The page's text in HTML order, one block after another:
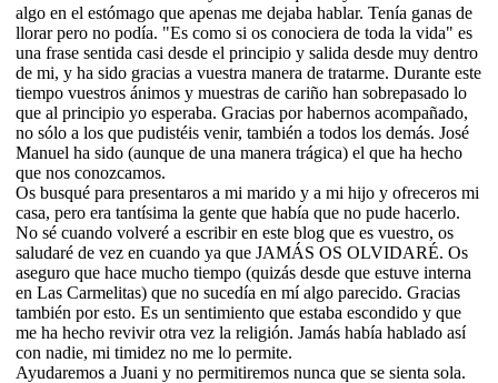
algo en el estómago que apenas me dejaba hablar. Tenía ganas de
llorar pero no podía. "Es como si os conociera de toda la vida" es
una frase sentida casi desde el principio y salida desde muy dentro
de mi, y ha sido gracias a vuestra manera de tratarme. Durante este
tiempo vuestros ánimos y muestras de cariño han sobrepasado lo
que al principio yo esperaba. Gracias por habernos acompañado,
no sólo a los que pudistéis venir, también a todos los demás. José
Manuel ha sido (aunque de una manera trágica) el que ha hecho
que nos conozcamos.
Os busqué para presentaros a mi marido y a mi hijo y ofreceros mi
casa, pero era tantísima la gente que había que no pude hacerlo.
No sé cuando volveré a escribir en este blog que es vuestro, os
saludaré de vez en cuando ya que JAMÁS OS OLVIDARÉ. Os
aseguro que hace mucho tiempo (quizás desde que estuve interna
en Las Carmelitas) que no sucedía en mí algo parecido. Gracias
también por esto. Es un sentimiento que estaba escondido y que
me ha hecho revivir otra vez la religión. Jamás había hablado así
con nadie, mi timidez no me lo permite.
Ayudaremos a Juani y no permitiremos nunca que se sienta sola.